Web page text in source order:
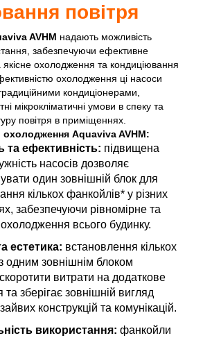
повітря
AVHM надають можливість
забезпечуючи ефективне
охолодження та кондиціювання
охолодження ці насоси
кондиціонерами,
мікрокліматичні умови в спеку та
повітря в приміщеннях.
охолодження Aquaviva AVHM:
та ефективність: підвищена
насосів дозволяє
один зовнішній блок для
кількох фанкойлів* у різних
забезпечуючи рівномірне та
всього будинку.
естетика: встановлення кількох
одним зовнішнім блоком
витрати на додаткове
зберігає зовнішній вигляд
конструкцій та комунікацій.
використання: фанкойли